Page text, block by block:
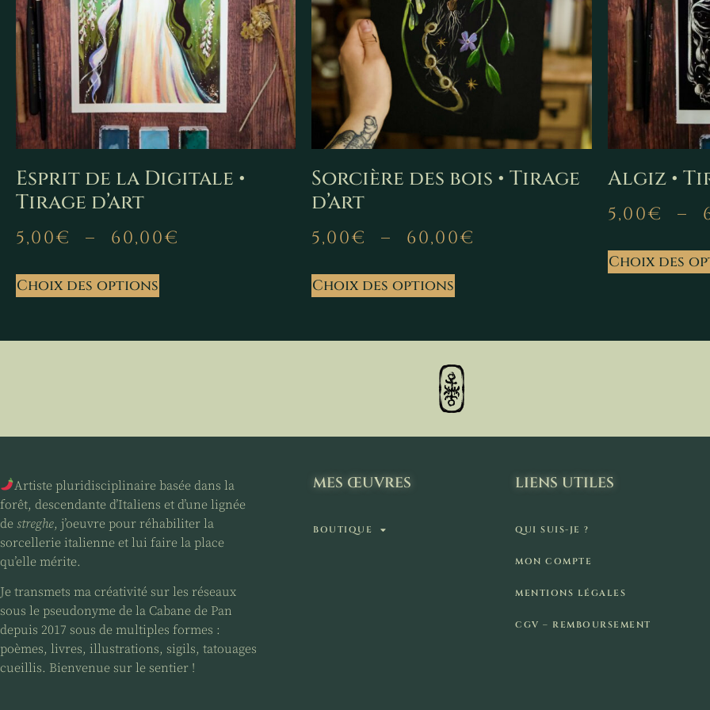
Esprit de la Digitale •
Tirage d’art
5,00€ – 60,00€
Choix des options
Sorcière des bois • Tirage
d’art
5,00€ – 60,00€
Choix des options
Algiz •
5,00€ –
Choix des
Artiste pluridisciplinaire basée dans la
forêt, descendante d’Italiens et d’une lignée
de streghe, j’oeuvre pour réhabiliter la
sorcellerie italienne et lui faire la place
qu’elle mérite.
Je transmets ma créativité sur les réseaux
sous le pseudonyme de la Cabane de Pan
depuis 2017 sous de multiples formes :
poèmes, livres, illustrations, sigils, tatouages
cueillis. Bienvenue sur le sentier !
MES ŒUVRES
BOUTIQUE
LIENS UTILES
QUI SUIS-JE ?
MON COMPTE
MENTIONS LÉGALES
CGV – REMBOURSEMENT